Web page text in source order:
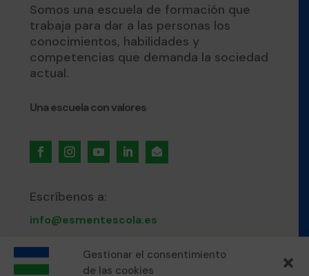
Gestionar el consentimiento
de las cookies
Somos una escuela de formación que
trabaja para dar a las personas los
conocimientos, habilidades y
competencias que demanda la sociedad
actual.
Una escuela con valores

Escríbenos a:
info@esmentescola.es
Llámanos al: